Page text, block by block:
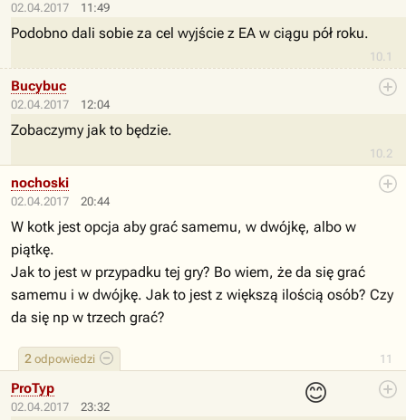
02.04.2017 11:49
10.1
Podobno dali sobie za cel wyjście z EA w ciągu pół roku.
02.04.2017 12:04
10.2
Bucybuc
Zobaczymy jak to będzie.
02.04.2017 20:44
11
2 odpowiedzi
nochoski
W kotk jest opcja aby grać samemu, w dwójkę, albo w
piątkę.
Jak to jest w przypadku tej gry? Bo wiem, że da się grać
samemu i w dwójkę. Jak to jest z większą ilością osób? Czy
da się np w trzech grać?
02.04.2017 23:32
😊
ProTyp